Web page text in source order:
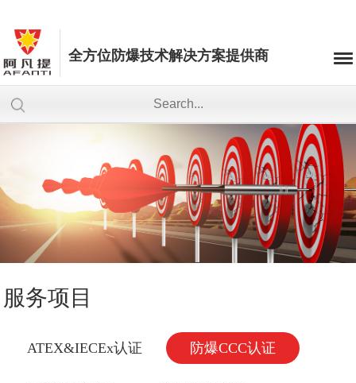
全方位防爆技术解决方案提供商
服务项目
ATEX&IECEx认证 防爆CCC认证